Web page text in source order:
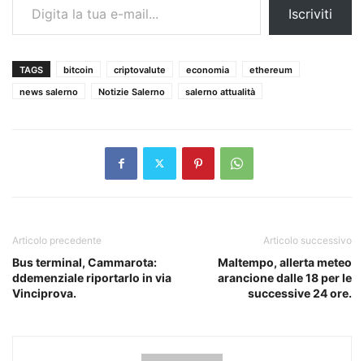
Iscriviti
TAGS bitcoin criptovalute economia
ethereum
news salerno
Notizie Salerno salerno attualità
Articolo precedente
Bus terminal, Cammarota:
ddemenziale riportarlo in via
Vinciprova.
Articolo successivo
Maltempo, allerta meteo
arancione dalle 18 per le
successive 24 ore.